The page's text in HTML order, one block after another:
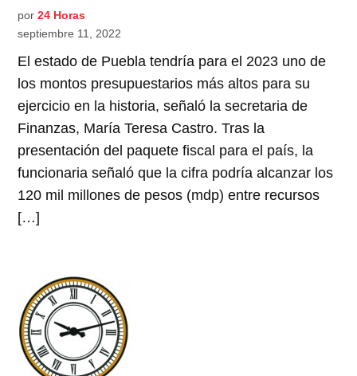
por 24 Horas
septiembre 11, 2022
El estado de Puebla tendría para el 2023 uno de
los montos presupuestarios más altos para su
ejercicio en la historia, señaló la secretaria de
Finanzas, María Teresa Castro. Tras la
presentación del paquete fiscal para el país, la
funcionaria señaló que la cifra podría alcanzar los
120 mil millones de pesos (mdp) entre recursos
[…]